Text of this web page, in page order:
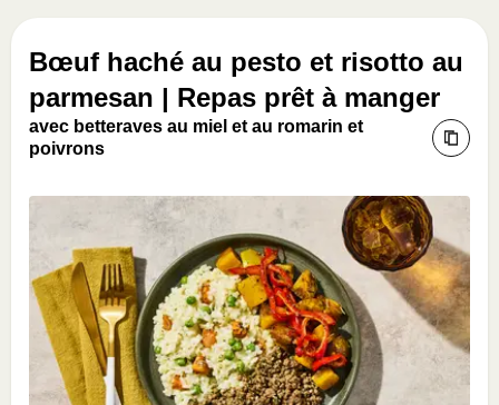
Bœuf haché au pesto et risotto au
parmesan | Repas prêt à manger
avec betteraves au miel et au romarin et
poivrons